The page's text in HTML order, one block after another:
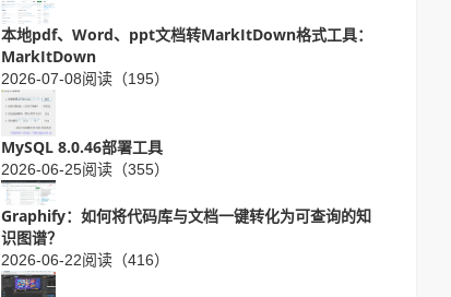
本地pdf、Word、ppt文档转MarkItDown格式工具：
MarkItDown
2026-07-08阅读（195）
MySQL 8.0.46部署工具
2026-06-25阅读（355）
Graphify：如何将代码库与文档一键转化为可查询的知
识图谱？
2026-06-22阅读（416）